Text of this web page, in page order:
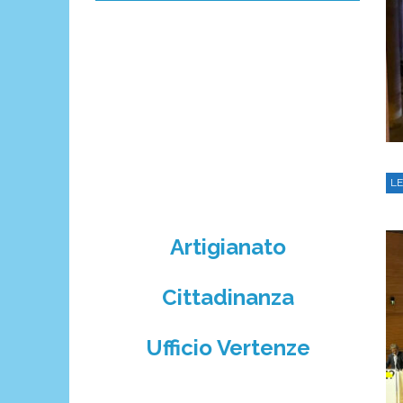
Artigianato
Cittadinanza
Ufficio Vertenze